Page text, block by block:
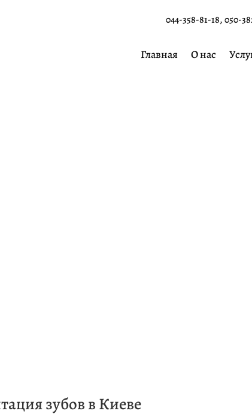
044-358-81-18,050-
Главная О нас
зубов в Киеве